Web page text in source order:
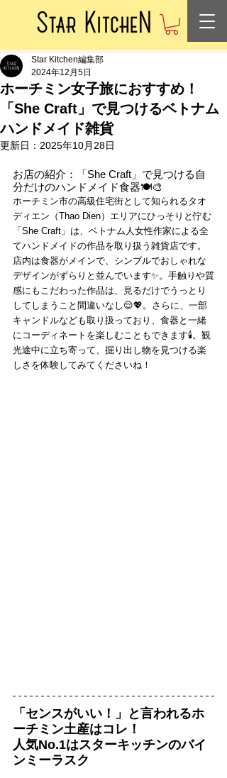
ホーチミン女子旅におすすめ！
「She Craft」で見つけるベトナム
ハンドメイド雑貨
Star Kitchen編集部
2024年12月5日
更新日： 2025年10月28日
お店の紹介：「She Craft」で見つける自
分だけのハンドメイド食器🍽️🎨
ホーチミン市の高級住宅街として知られるタオ
ディエン（Thao Dien）エリアにひっそりと佇む
「She Craft」は、ベトナム人女性作家による全
てハンドメイドの作品を取り扱う雑貨店です。
店内は食器がメインで、シンプルでおしゃれな
デザインがずらりと並んでいます✨。手触りや質
感にもこだわった作品は、見るだけでうっとり
してしまうこと間違いなし😌💖。さらに、一部
キャンドルなども取り扱っており、食器と一緒
にコーディネートを楽しむこともできます🕯️。観
光途中に立ち寄って、掘り出し物を見つける楽
しさを体験してみてくださいね！
「センスがいい！」と言われるホ
ーチミン土産はコレ！
人気No.1はスターキッチンのバイ
ンミーラスク